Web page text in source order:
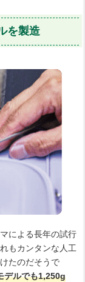
を製造
による長年の試行
もカンタンな人工
たのだそうで
デルでも1,250g